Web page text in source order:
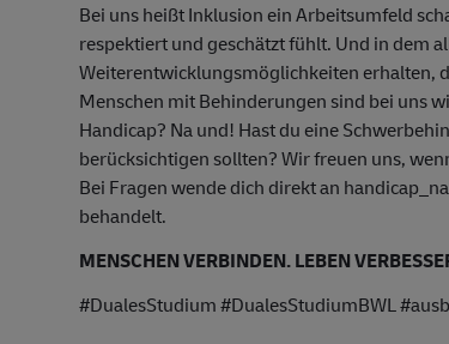
Bei uns heißt Inklusion ein Arbeitsumfeld
respektiert und geschätzt fühlt. Und in dem
Weiterentwicklungsmöglichkeiten erhalten,
Menschen mit Behinderungen sind bei uns
Handicap? Na und! Hast du eine
berücksichtigen sollten? Wir freuen uns,
Bei Fragen wende dich direkt an
behandelt.
MENSCHEN VERBINDEN. LEBEN
#DualesStudium #DualesStudiumBWL